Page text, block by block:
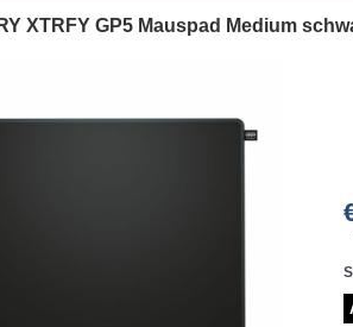
XTRFY GP5 Mauspad Medium